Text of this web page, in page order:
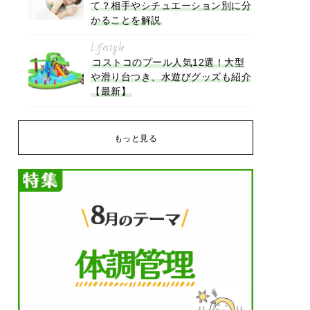
て？相手やシチュエーション別に分
かることを解説
Lifestyle
コストコのプール人気12選！大型
や滑り台つき、水遊びグッズも紹介
【最新】
もっと見る